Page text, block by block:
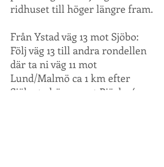
ridhuset till höger längre fram.
Från Ystad väg 13 mot Sjöbo:
Följ väg 13 till andra rondellen
där ta ni väg 11 mot
Lund/Malmö ca 1 km efter
Sjöbo ta höger mot Björka (ca e